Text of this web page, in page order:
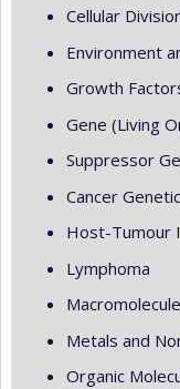
Cellular
Environment
Growth
Gene (Living
Suppressor
Cancer
Host-Tumour
Lymphoma
Metals and
Organic